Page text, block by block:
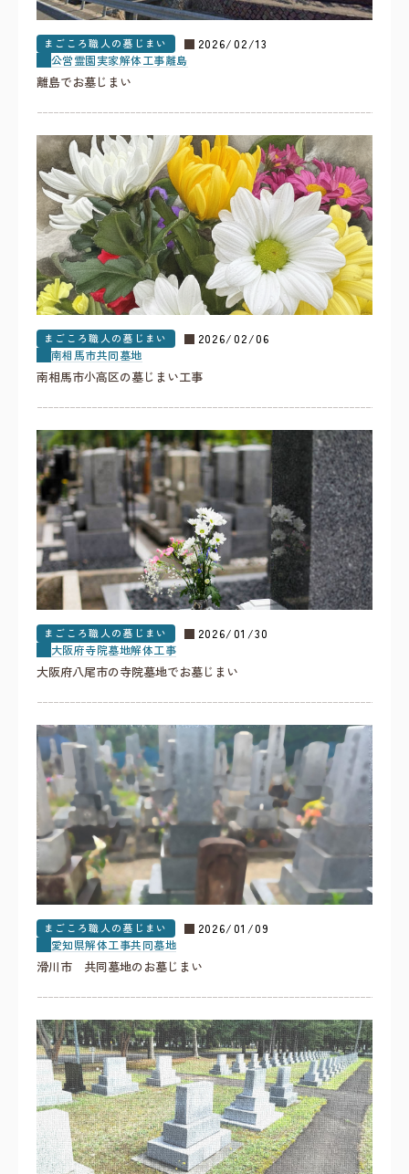
まごころ職人の墓じまい
2026/02/13
公営霊園実家解体工事離島
離島でお墓じまい
まごころ職人の墓じまい
2026/02/06
南相馬市共同墓地
南相馬市小高区の墓じまい工事
まごころ職人の墓じまい
2026/01/30
大阪府寺院墓地解体工事
大阪府八尾市の寺院墓地でお墓じまい
まごころ職人の墓じまい
2026/01/09
愛知県解体工事共同墓地
滑川市 共同墓地のお墓じまい